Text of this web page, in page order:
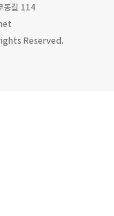
동길 114
Reserved.